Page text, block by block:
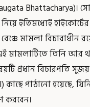
Bhattacharya)।
ইতিমধ্যেই
মামলা বিচারাধীন
মামলাটিতে তিনি আর
প্রধান বিচারপতি
কাছে পাঠানো হয়েছে,
করবেন।